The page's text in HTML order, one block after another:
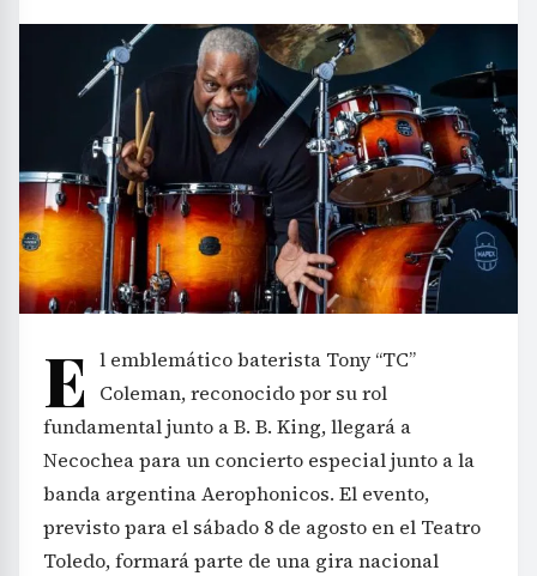
E l emblemático baterista Tony “TC”
Coleman, reconocido por su rol
fundamental junto a B. B. King, llegará a
Necochea para un concierto especial junto a la
banda argentina Aerophonicos. El evento,
previsto para el sábado 8 de agosto en el Teatro
Toledo, formará parte de una gira nacional